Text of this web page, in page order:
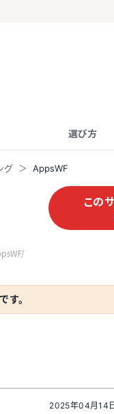
選び方
グ AppsWF
この
す。
2025年04月14